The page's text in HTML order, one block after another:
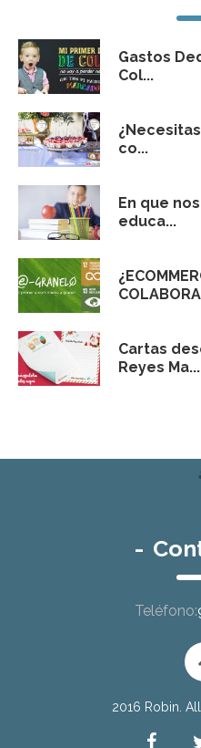
Gastos
Col...
co...
En que
educa...
Cartas
Reyes Ma...
-
Teléfono:
2016 Robin.